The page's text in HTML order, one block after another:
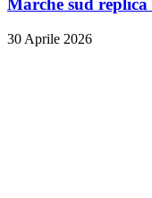
Marche sud
30 Aprile 2026